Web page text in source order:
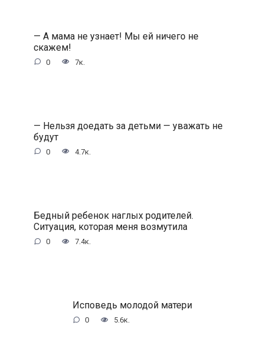
— А мама не узнает! Мы ей ничего не
скажем!
0 7к.
— Нельзя доедать за детьми — уважать не
будут
0 4.7к.
Бедный ребенок наглых родителей.
Ситуация, которая меня возмутила
0 7.4к.
Исповедь молодой матери
0 5.6к.